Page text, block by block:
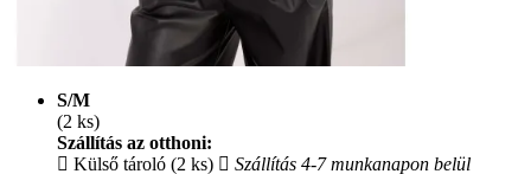
S/M
(2 ks)
Szállítás az otthoni:
Külső tároló (2 ks)
Szállítás 4-7 munkanapon belül